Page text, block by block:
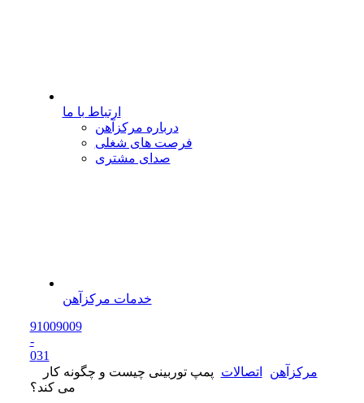
ارتباط با ما
درباره مرکزآهن
فرصت های شغلی
صدای مشتری
خدمات مرکزآهن
91009009
-
031
مرکزآهن
اتصالات
پمپ توربینی چیست و چگونه کار
می کند؟